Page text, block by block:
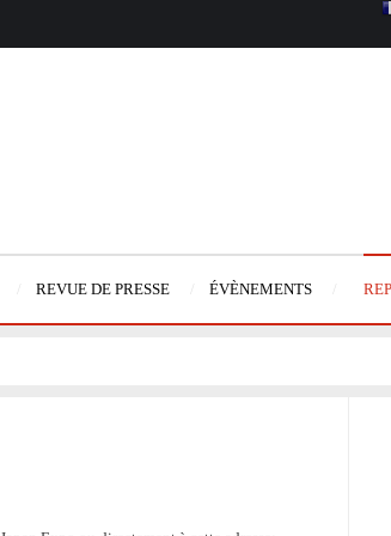
REVUE DE PRESSE ÉVÈNEMENTS